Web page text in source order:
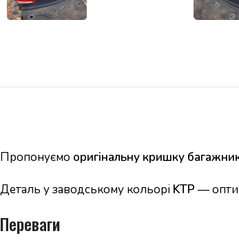
Пропонуємо оригінальну кришку
Деталь у заводському кольорі KTP —
Переваги